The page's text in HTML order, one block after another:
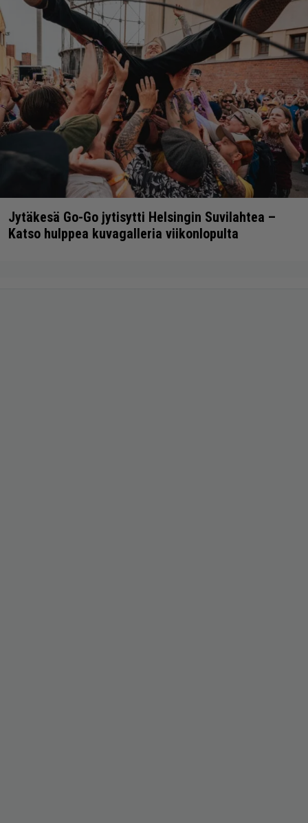
Jytäkesä Go-Go jytisytti Helsingin Suvilahtea –
Katso hulppea kuvagalleria viikonlopulta